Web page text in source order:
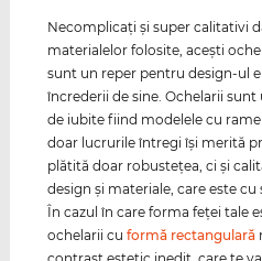
Necomplicaţi şi super calitativi
materialelor folosite, aceşti
sunt un reper pentru design-ul
încrederii de sine. Ochelarii sunt
de iubite fiind modelele cu
doar lucrurile întregi îşi merită
plătită doar robusteţea, ci şi
design şi materiale, care este
În cazul în care forma feţei tale
ochelarii cuformă rectangulară